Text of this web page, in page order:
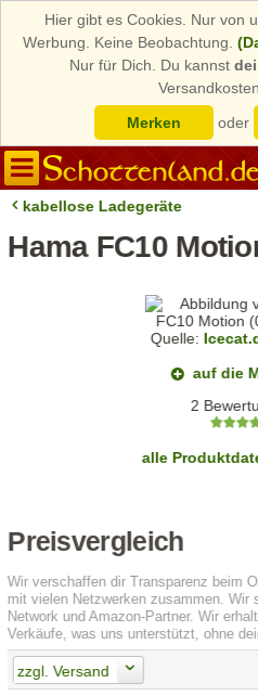
Hier gibt es Cookies. Nur von
Werbung. Keine Beobachtung.
Nur für Dich. Du kannst
Merken
oder
kabellose Ladegeräte
Hama FC10
Quelle:
auf die
2
alle
Preisvergleich
Wir verschaffen dir Transparenz beim
mit vielen Netzwerken zusammen. Wir
Network und Amazon-Partner. Wir
Verkäufe, was uns unterstützt, ohne
zzgl. Versand